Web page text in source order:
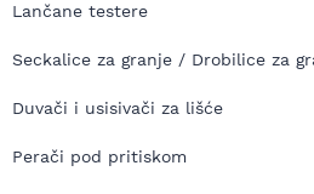
Lančane testere
Seckalice za granje / Drobilice za
Duvači i usisivači za lišće
Perači pod pritiskom